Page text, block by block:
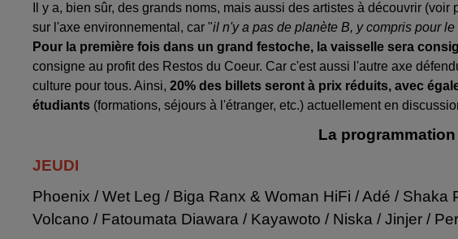
Il y a, bien sûr, des grands noms, mais aussi des artistes à découvrir
sur l'axe environnemental, car "il n'y a pas de planète B, y compris pour le
Pour la première fois dans un grand festoche, la vaisselle sera
consigne au profit des Restos du Coeur. Car c'est aussi l'autre axe
culture pour tous. Ainsi, 20% des billets seront à prix réduits, avec
étudiants (formations, séjours à l'étranger, etc.) actuellement en
La programmation
JEUDI
Phoenix / Wet Leg / Biga Ranx & Woman HiFi / Adé /
Volcano / Fatoumata Diawara / Kayawoto / Niska / Jinjer /